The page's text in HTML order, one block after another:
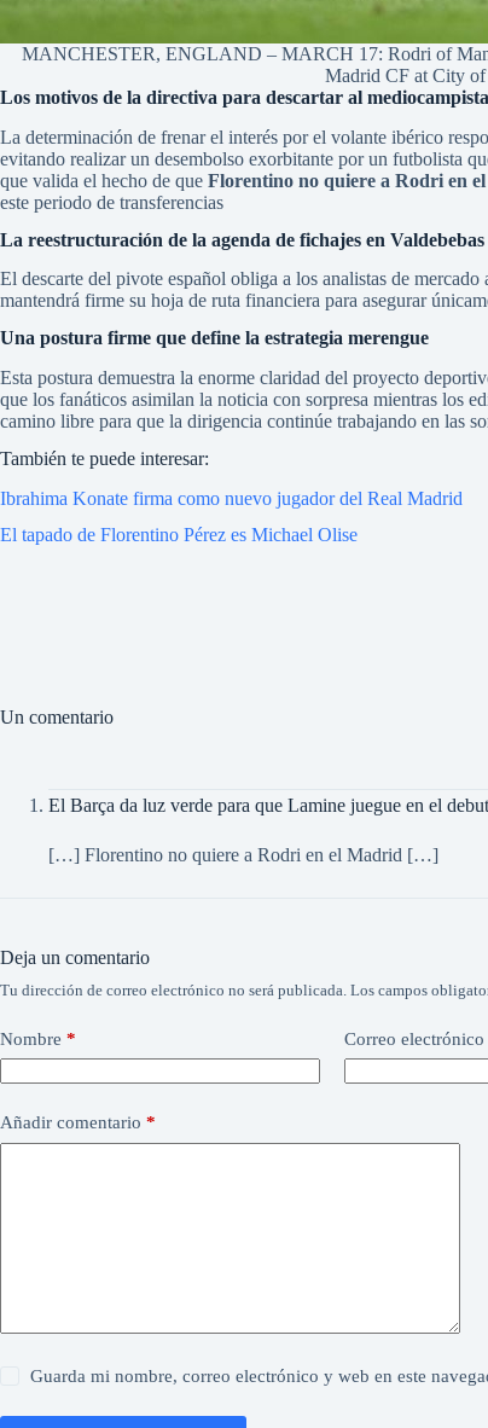
MANCHESTER, ENGLAND – MARCH 17: Rodri of
Madrid CF at City of
Los motivos de la directiva para descartar al
La determinación de frenar el interés por el volante ibérico
evitando realizar un desembolso exorbitante por un futbolista
que valida el hecho de que Florentino no quiere a Rodri en el
este periodo de transferencias
La reestructuración de la agenda de fichajes en Valdebebas
El descarte del pivote español obliga a los analistas de
mantendrá firme su hoja de ruta financiera para asegurar
Una postura firme que define la estrategia merengue
Esta postura demuestra la enorme claridad del proyecto
que los fanáticos asimilan la noticia con sorpresa mientras los
camino libre para que la dirigencia continúe trabajando en las
También te puede interesar:
Ibrahima Konate firma como nuevo jugador del Real Madrid
El tapado de Florentino Pérez es Michael Olise
Un comentario
El Barça da luz verde para que Lamine juegue en el
[…] Florentino no quiere a Rodri en el Madrid […]
Deja un comentario
Tu dirección de correo electrónico no será publicada. Los campos
Nombre * Correo electrónico
Añadir comentario *
Guarda mi nombre, correo electrónico y web en este